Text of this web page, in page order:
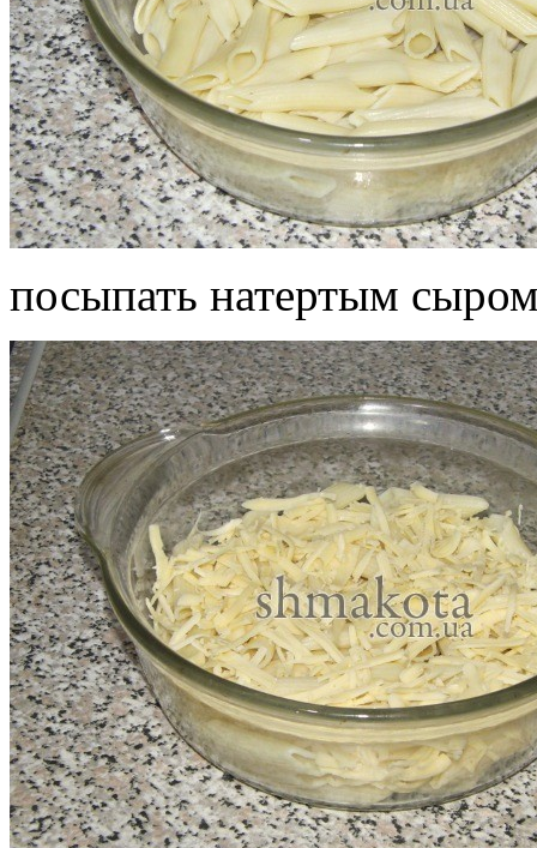
посыпать натертым